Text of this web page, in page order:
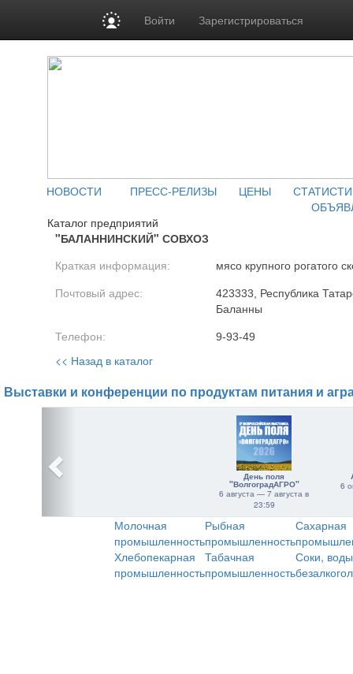
Войти Зарегистрироваться
НОВОСТИ ПРЕСС-РЕЛИЗЫ ЦЕНЫ
Каталог предприятий
"БАЛАННИНСКИЙ" СОВХОЗ
Краткая информация: мясо крупного рогатого
Почтовый адрес:
423333, Республика
Баланны
Телефон: 9-93-49
<< Назад в каталог
Выставки и конференции по продуктам питания и
День поля
"ВолгоградАГРО"
6 августа — 7 августа в
23:59
6
Молочная
промышленность
Рыбная
промышленность
Сахарная
Хлебопекарная
промышленность
Табачная
промышленность
Соки,